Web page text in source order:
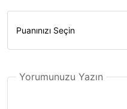
Yorumunuzu Yazın